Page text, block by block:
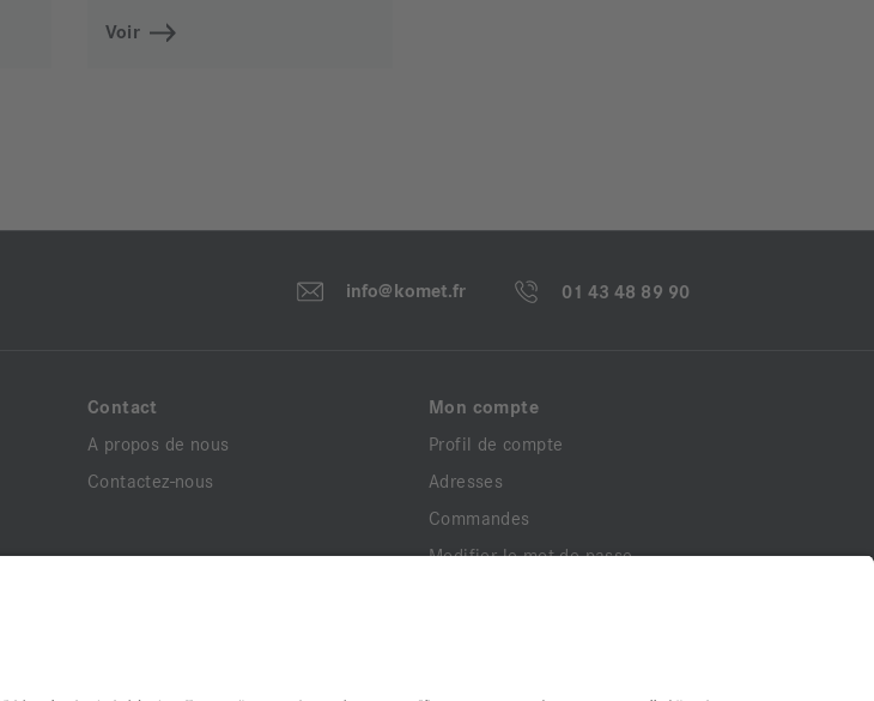
Voir
info@komet.fr 01 43 48 89 90
Contact
A propos de nous
Contactez-nous
Mon compte
Profil de compte
Adresses
Commandes
Modifier le mot de passe